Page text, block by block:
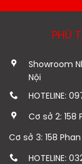
PHÚ
Showroom
Nội
HOTELINE:
Cơ sở 2: 158
Cơ sở 3: 158
HOTELINE: